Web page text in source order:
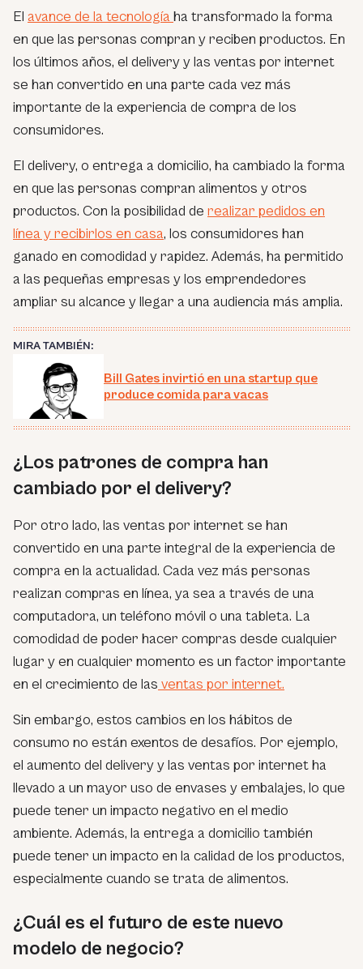
El avance de la tecnología ha transformado la forma
en que las personas compran y reciben productos. En
los últimos años, el delivery y las ventas por internet
se han convertido en una parte cada vez más
importante de la experiencia de compra de los
consumidores.
El delivery, o entrega a domicilio, ha cambiado la forma
en que las personas compran alimentos y otros
productos. Con la posibilidad de realizar pedidos en
línea y recibirlos en casa, los consumidores han
ganado en comodidad y rapidez. Además, ha permitido
a las pequeñas empresas y los emprendedores
ampliar su alcance y llegar a una audiencia más amplia.
MIRA TAMBIÉN:
Bill Gates invirtió en una startup que
produce comida para vacas
¿Los patrones de compra han
cambiado por el delivery?
Por otro lado, las ventas por internet se han
convertido en una parte integral de la experiencia de
compra en la actualidad. Cada vez más personas
realizan compras en línea, ya sea a través de una
computadora, un teléfono móvil o una tableta. La
comodidad de poder hacer compras desde cualquier
lugar y en cualquier momento es un factor importante
en el crecimiento de las ventas por internet.
Sin embargo, estos cambios en los hábitos de
consumo no están exentos de desafíos. Por ejemplo,
el aumento del delivery y las ventas por internet ha
llevado a un mayor uso de envases y embalajes, lo que
puede tener un impacto negativo en el medio
ambiente. Además, la entrega a domicilio también
puede tener un impacto en la calidad de los productos,
especialmente cuando se trata de alimentos.
¿Cuál es el futuro de este nuevo
modelo de negocio?